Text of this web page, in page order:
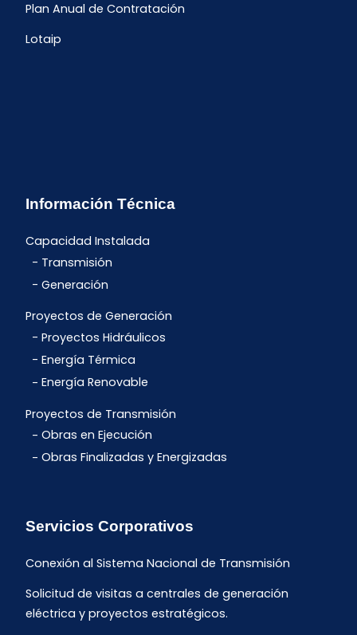
Plan Anual de Contratación
Lotaip
Información Técnica
Capacidad Instalada
Transmisión
Generación
Proyectos de Generación
Proyectos Hidráulicos
Energía Térmica
Energía Renovable
Proyectos de Transmisión
Obras en Ejecución
Obras Finalizadas y Energizadas
Servicios Corporativos
Conexión al Sistema Nacional de Transmisión
Solicitud de visitas a centrales de generación
eléctrica y proyectos estratégicos.